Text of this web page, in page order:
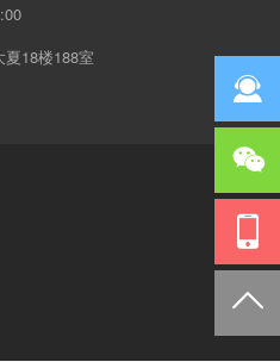
18楼188室